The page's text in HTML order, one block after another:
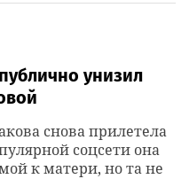
унизил
снова прилетела
соцсети она
к матери, но та не